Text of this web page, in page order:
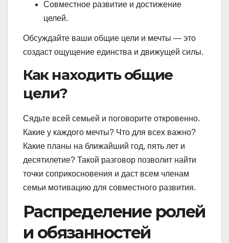
Совместное развитие и достижение
целей.
Обсуждайте ваши общие цели и мечты — это
создаст ощущение единства и движущей силы.
Как находить общие
цели?
Сядьте всей семьей и поговорите откровенно.
Какие у каждого мечты? Что для всех важно?
Какие планы на ближайший год, пять лет и
десятилетие? Такой разговор позволит найти
точки соприкосновения и даст всем членам
семьи мотивацию для совместного развития.
Распределение ролей
и обязанностей